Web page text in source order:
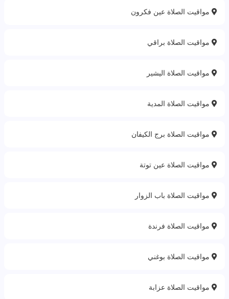
مواقيت الصلاة عين فكرون
مواقيت الصلاة براقي
مواقيت الصلاة اليشير
مواقيت الصلاة المدية‎
مواقيت الصلاة برج الكيفان
مواقيت الصلاة عين توتة
مواقيت الصلاة باب الزوار
مواقيت الصلاة فرندة
مواقيت الصلاة بوغني
مواقيت الصلاة عزابة